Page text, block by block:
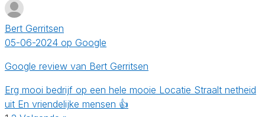
Bert Gerritsen
05-06-2024 op Google
Google review van Bert Gerritsen
Erg mooi bedrijf op een hele mooie Locatie Straalt netheid
uit En vriendelijke mensen 👍